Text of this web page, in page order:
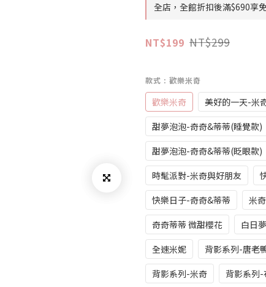
全店，全館折扣後滿$690享
NT$199 NT$299
款式 : 歡樂米奇
歡樂米奇 美好的一天-米
甜夢泡泡-奇奇&蒂蒂(睡覺款)
甜夢泡泡-奇奇&蒂蒂(眨眼款)
時髦派對-米奇與好朋友
快樂日子-奇奇&蒂蒂
米
奇奇蒂蒂 微甜櫻花
白日
全速米妮
背影系列-唐老
背影系列-米奇
背影系列-